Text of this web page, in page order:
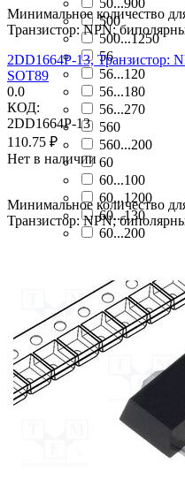
50...900
500
500...1250
56
56...120
56...180
56...270
560
560...200
60
60...100
60...1200
60...130
60...200
60...700
63...100
63...160
63...250
65...225
70...140
70...200
Минимальное количество
Транзистор: NPN;
2DD1664P-13, Транзистор:
SOT89
0.0
КОД:
2DD1664P-13
110.75 ₽
Нет в наличии
Минимальное количество
Транзистор: NPN;